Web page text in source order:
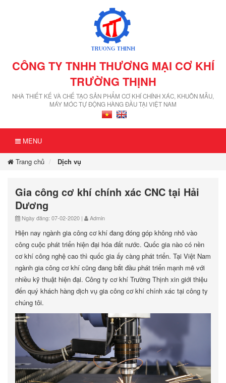
CÔNG TY TNHH THƯƠNG MẠI CƠ KHÍ
TRƯỜNG THỊNH
NHÀ THIẾT KẾ VÀ CHẾ TẠO SẢN PHẨM CƠ KHÍ CHÍNH XÁC, KHUÔN MẪU,
MÁY MÓC TỰ ĐỘNG HÀNG ĐẦU TẠI VIỆT NAM
MENU
Trang chủ Dịch vụ
Gia công cơ khí chính xác CNC tại Hải
Dương
Ngày đăng: 07-02-2020 | Admin
Hiện nay ngành gia công cơ khí đang đóng góp không nhỏ vào
công cuộc phát triển hiện đại hóa đất nước. Quốc gia nào có nền
cơ khí công nghệ cao thì quốc gia ấy càng phát triển. Tại Việt Nam
ngành gia công cơ khí cũng đang bắt đầu phát triển mạnh mẽ với
nhiều kỹ thuật hiện đại. Công ty cơ khí Trường Thịnh xin giới thiệu
đến quý khách hàng dịch vụ gia công cơ khí chính xác tại công ty
chúng tôi.